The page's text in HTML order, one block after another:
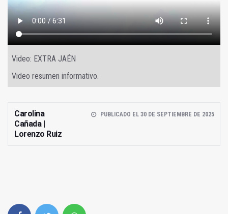
Video: EXTRA JAÉN
Video resumen informativo.
Carolina
Cañada |
Lorenzo Ruiz
PUBLICADO EL 30 DE SEPTIEMBRE DE 2025